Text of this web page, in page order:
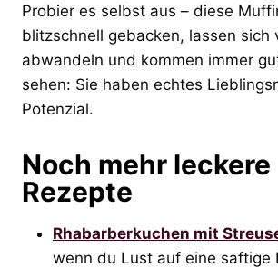
Probier es selbst aus – diese
blitzschnell gebacken, lassen sich
abwandeln und kommen immer
sehen: Sie haben echtes
Potenzial.
Noch mehr leckere
Rezepte
Rhabarberkuchen mit
wenn du Lust auf eine saftige